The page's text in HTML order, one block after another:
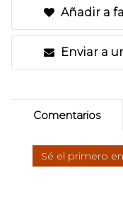
Añadir a
Enviar a
Comentarios
Sé el primero